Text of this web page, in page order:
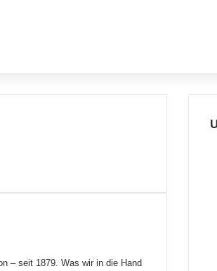
– seit 1879. Was wir in die Hand